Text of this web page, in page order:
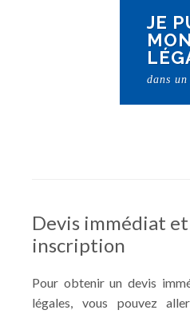
JE
dans
Devis immédiat et
inscription
Pour obtenir un devis
légales, vous pouvez